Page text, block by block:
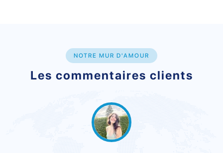
NOTRE MUR D'AMOUR
Les commentaires clients